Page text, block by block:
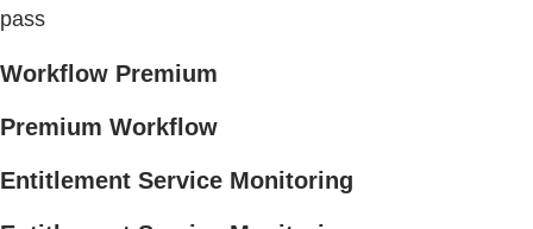
pass
Workflow Premium
Premium Workflow
Entitlement Service Monitoring